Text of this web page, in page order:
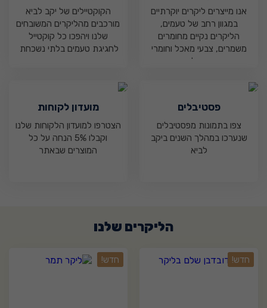
אנו מייצרים ליקרים יוקרתיים
במגוון רחב של טעמים,
הליקרים נקיים מחומרים
משמרים, צבעי מאכל וחומרי
טעם וריח מלאכותיים.
הקוקטיילים של יקב לביא
מורכבים מהליקרים המשובחים
שלנו ויהפכו כל קוקטייל
לחגיגת טעמים בלתי נשכחת
פסטיבלים
צפו בתמונות מפסטיבלים
שנערכו במהלך השנים ביקב
לביא
מועדון לקוחות
הצטרפו למועדון הלקוחות שלנו
וקבלו 5% הנחה על כל
המוצרים שבאתר
הליקרים שלנו
חדש! חדש!